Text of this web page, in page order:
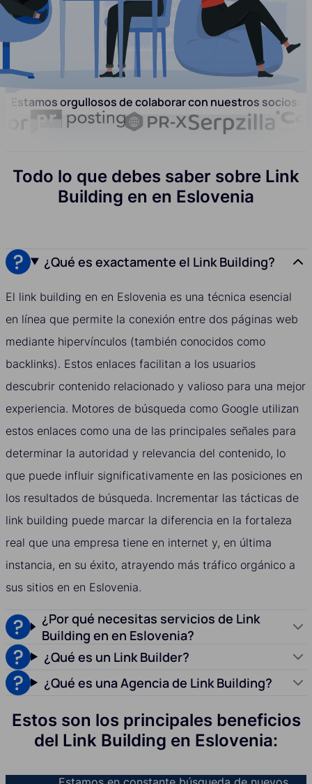
Estamos orgullosos de colaborar con nuestros socios:
Todo lo que debes saber sobre Link
Building en en Eslovenia
¿Qué es exactamente el Link Building?
El link building en en Eslovenia es una técnica esencial
en línea que permite la conexión entre dos páginas web
mediante hipervínculos (también conocidos como
backlinks). Estos enlaces facilitan a los usuarios
descubrir contenido relacionado y valioso para una mejor
experiencia. Motores de búsqueda como Google utilizan
estos enlaces como una de las principales señales para
determinar la autoridad y relevancia del contenido, lo
que puede influir significativamente en las posiciones en
los resultados de búsqueda. Incrementar las tácticas de
link building puede marcar la diferencia en la fortaleza
real que una empresa tiene en internet y, en última
instancia, en su éxito, atrayendo más tráfico orgánico a
sus sitios en en Eslovenia.
¿Por qué necesitas servicios de Link
Building en en Eslovenia?
¿Qué es un Link Builder?
¿Qué es una Agencia de Link Building?
Estos son los principales beneficios
del Link Building en Eslovenia: